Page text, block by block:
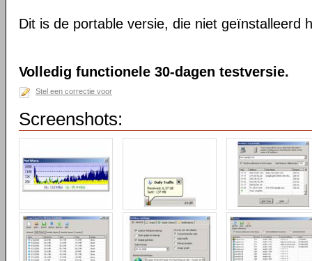
Dit is de portable versie, die niet geïnstalleerd
Volledig functionele 30-dagen testversie.
Stel een correctie voor
Screenshots: